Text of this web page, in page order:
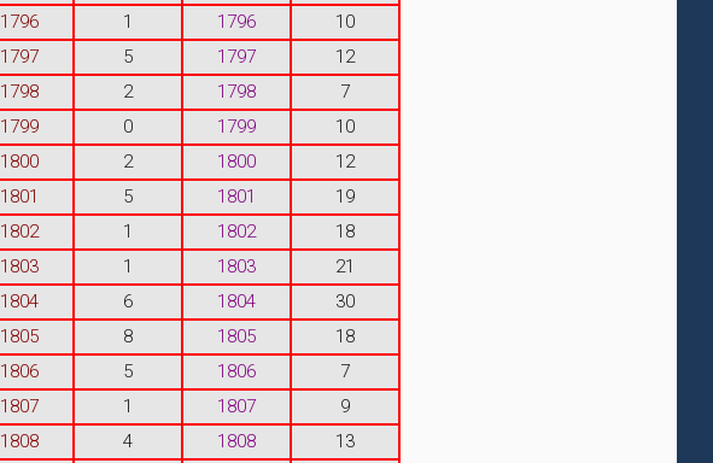
1796 1 1796
10
1797 5 1797
12
1798 2 1798
7
1799 0 1799
10
1800 2 1800
12
1801 5 1801
19
1802 1 1802
18
1803 1 1803
21
1804 6 1804
30
1805 8 1805
18
1806 5 1806
7
1807 1 1807
9
1808 4 1808
13